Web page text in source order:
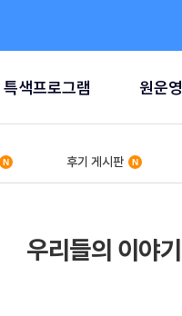
특색프로그램 원운영
후기 게시판
우리들의 이야기